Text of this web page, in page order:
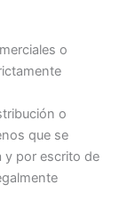
o
o
que se
y por escrito de